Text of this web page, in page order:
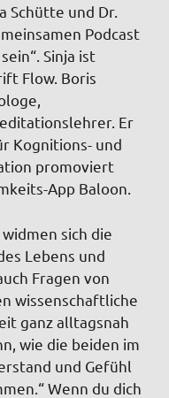
Schütte und Dr.
Podcast
Sinja ist
Flow. Boris
Er
Kognitions- und
promoviert
App Baloon.
sich die
Lebens und
Fragen von
wissenschaftliche
ganz alltagsnah
wie die beiden im
und Gefühl
Wenn du dich